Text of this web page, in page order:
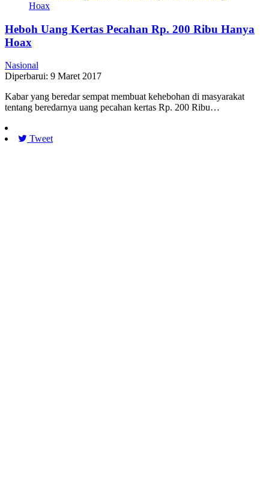
Heboh Uang Kertas Pecahan Rp. 200 Ribu Hanya
Hoax
Nasional
Diperbarui: 9 Maret 2017
Kabar yang beredar sempat membuat kehebohan di masyarakat
tentang beredarnya uang pecahan kertas Rp. 200 Ribu…
Tweet